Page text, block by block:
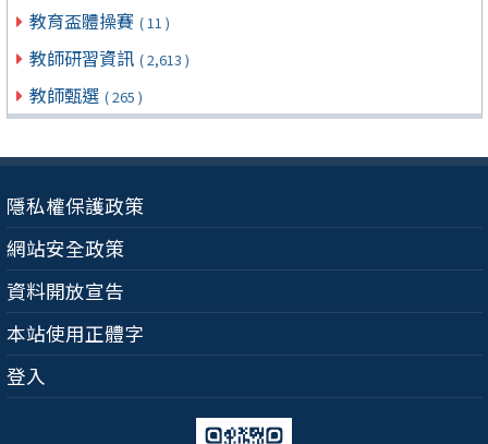
教育盃體操賽 ( 11 )
教師研習資訊 ( 2,613 )
教師甄選 ( 265 )
隱私權保護政策
網站安全政策
資料開放宣告
本站使用正體字
登入